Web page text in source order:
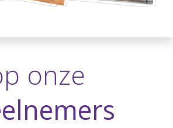
onze